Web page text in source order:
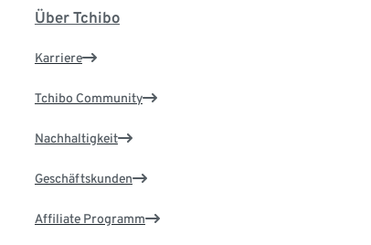
Über Tchibo
Karriere
Tchibo Community
Nachhaltigkeit
Geschäftskunden
Affiliate Programm